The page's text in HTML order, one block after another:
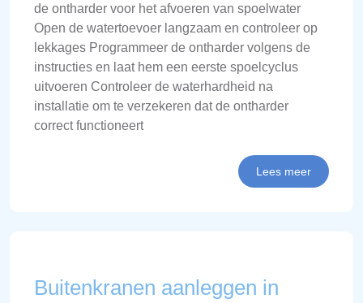
de ontharder voor het afvoeren van spoelwater
Open de watertoevoer langzaam en controleer op
lekkages Programmeer de ontharder volgens de
instructies en laat hem een eerste spoelcyclus
uitvoeren Controleer de waterhardheid na
installatie om te verzekeren dat de ontharder
correct functioneert
Lees meer
Buitenkranen aanleggen in